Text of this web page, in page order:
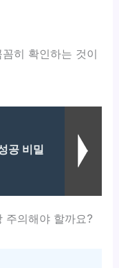
히 확인하는 것이
공 비밀
주의해야 할까요?